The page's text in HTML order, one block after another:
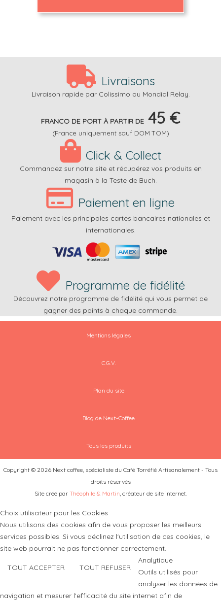
Livraisons
Livraison rapide par Colissimo ou Mondial Relay.
FRANCO DE PORT À PARTIR DE 45 €
(France uniquement sauf DOM TOM)
Click & Collect
Commandez sur notre site et récupérez vos produits en
magasin à la Teste de Buch.
Paiement en ligne
Paiement avec les principales cartes bancaires nationales et
internationales.
Programme de fidélité
Découvrez notre programme de fidélité qui vous permet de
gagner des points à chaque commande.
Mentions légales
C.G.V.
Plan du site
Blog de Next-Coffee
Tous les produits
Copyright © 2026 Next coffee, spécialiste du Café Torréfié Artisanalement - Tous
droits réservés
Site créé par Théophile & Martin , créateur de site internet.
Choix utilisateur pour les Cookies
Nous utilisons des cookies afin de vous proposer les meilleurs
services possibles. Si vous déclinez l'utilisation de ces cookies, le
site web pourrait ne pas fonctionner correctement.
TOUT ACCEPTER TOUT REFUSER
Analytique
Outils utilisés pour
analyser les données de
navigation et mesurer l'efficacité du site internet afin de